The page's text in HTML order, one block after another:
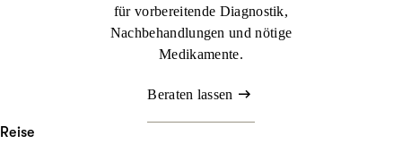
für vorbereitende Diagnostik,
Nachbehandlungen und nötige
Medikamente.
Beraten lassen
Reise